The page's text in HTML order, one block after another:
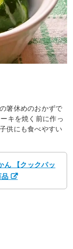
箸休めのおかずで
キを焼く前に作っ
供にも食べやすい
【クックパッ
品